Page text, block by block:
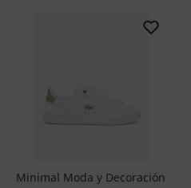
Minimal Moda y Decoración